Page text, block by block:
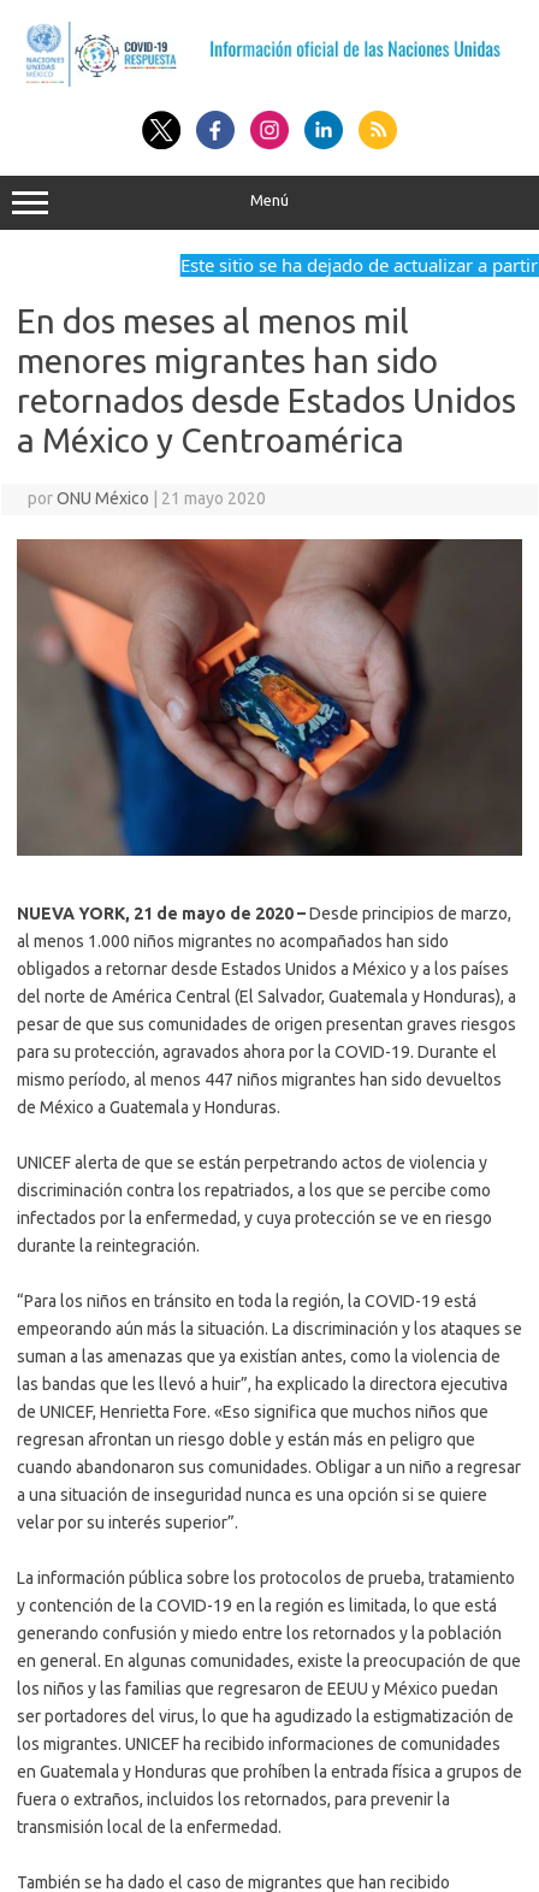
contenido
Menú
Este sitio se ha dejado de actualizar a
En dos meses al menos mil
menores migrantes han sido
retornados desde Estados Unidos
a México y Centroamérica
porONU México 21 mayo 2020
NUEVA YORK, 21 de mayo de 2020 –Desde principios de marzo,
al menos 1.000 niños migrantes no acompañados han sido
obligados a retornar desde Estados Unidos a México y a los países
del norte de América Central (El Salvador, Guatemala y Honduras), a
pesar de que sus comunidades de origen presentan graves riesgos
para su protección, agravados ahora por la COVID-19. Durante el
mismo período, al menos 447 niños migrantes han sido devueltos
de México a Guatemala y Honduras.
UNICEF alerta de que se están perpetrando actos de violencia y
discriminación contra los repatriados, a los que se percibe como
infectados por la enfermedad, y cuya protección se ve en riesgo
durante la reintegración.
“Para los niños en tránsito en toda la región, la COVID-19 está
empeorando aún más la situación. La discriminación y los ataques se
suman a las amenazas que ya existían antes, como la violencia de
las bandas que les llevó a huir”, ha explicado la directora ejecutiva
de UNICEF, Henrietta Fore. «Eso significa que muchos niños que
regresan afrontan un riesgo doble y están más en peligro que
cuando abandonaron sus comunidades. Obligar a un niño a regresar
a una situación de inseguridad nunca es una opción si se quiere
velar por su interés superior”.
La información pública sobre los protocolos de prueba, tratamiento
y contención de la COVID-19 en la región es limitada, lo que está
generando confusión y miedo entre los retornados y la población
en general. En algunas comunidades, existe la preocupación de que
los niños y las familias que regresaron de EEUU y México puedan
ser portadores del virus, lo que ha agudizado la estigmatización de
los migrantes. UNICEF ha recibido informaciones de comunidades
en Guatemala y Honduras que prohíben la entrada física a grupos de
fuera o extraños, incluidos los retornados, para prevenir la
transmisión local de la enfermedad.
También se ha dado el caso de migrantes que han recibido